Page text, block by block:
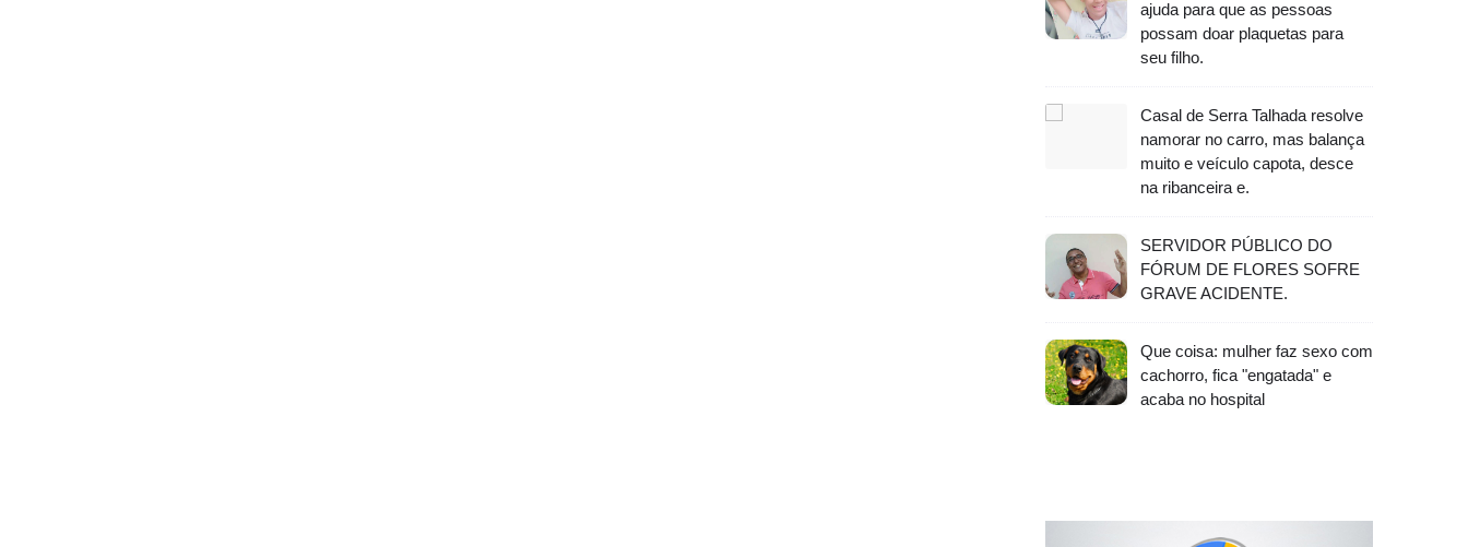
ajuda para que as pessoas
possam doar plaquetas para
seu filho.
Casal de Serra Talhada resolve
namorar no carro, mas balança
muito e veículo capota, desce
na ribanceira e.
SERVIDOR PÚBLICO DO
FÓRUM DE FLORES SOFRE
GRAVE ACIDENTE.
Que coisa: mulher faz sexo com
cachorro, fica "engatada" e
acaba no hospital